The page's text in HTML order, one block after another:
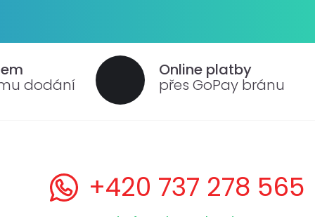
dodání
Online platby
přes GoPay bránu
+420 737 278 565